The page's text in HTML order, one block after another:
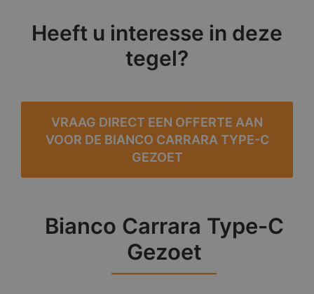
Heeft u interesse in deze
tegel?
VRAAG DIRECT EEN OFFERTE AAN
VOOR DE BIANCO CARRARA TYPE-C
GEZOET
Bianco Carrara Type-C
Gezoet